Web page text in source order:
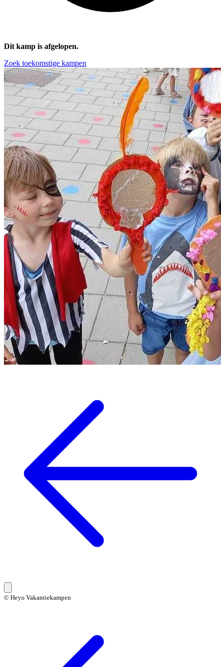
Dit kamp is afgelopen.
Zoek toekomstige kampen
© Heyo Vakantiekampen